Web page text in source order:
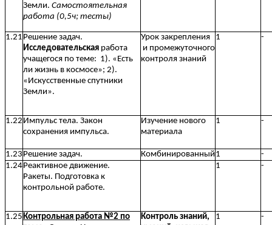
Земли. Самостоятельная
работа (0,5ч; тесты)
1.21 Решение задач.
Исследовательская работа
учащегося по теме: 1). «Есть
ли жизнь в космосе»; 2).
«Искусственные спутники
Земли».
Урок закрепления
и промежуточного
контроля знаний
1 -
1.22 Импульс тела. Закон
сохранения импульса.
Изучение нового
материала
1 -
1.23 Решение задач. Комбинированный1
-
1.24 Реактивное движение.
Ракеты. Подготовка к
контрольной работе.
1 -
1.25 Контрольная работа №2 по
Контроль знаний,
1 -